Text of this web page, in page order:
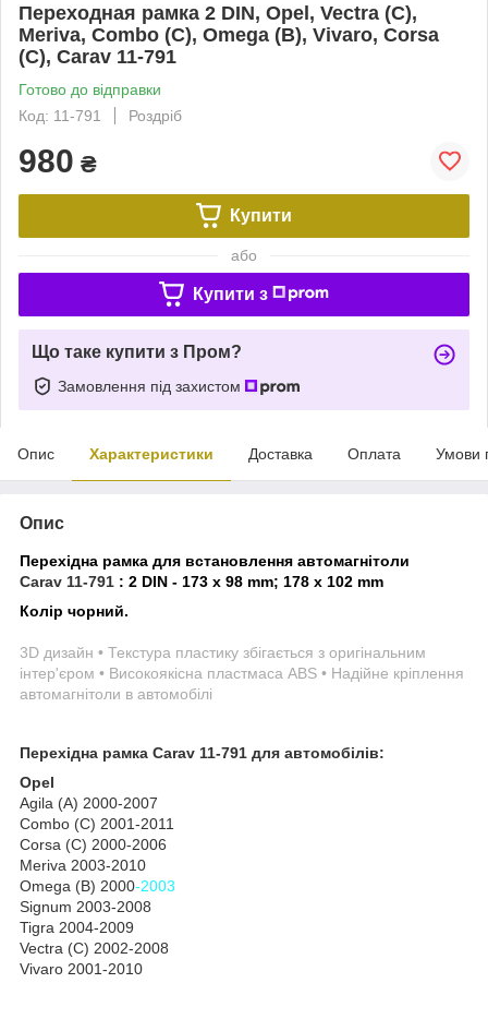
Переходная рамка 2 DIN, Opel, Vectra (C),
Meriva, Combo (C), Omega (B), Vivaro, Corsa
(C), Carav 11-791
Готово до відправки
Код: 11-791
Роздріб
980 ₴
Купити
або
Купити з
Що таке купити з Пром?
Замовлення під захистом
Опис Характеристики Доставка Оплата Умови
Опис
Перехідна рамка для встановлення автомагнітоли
Carav 11-791 : 2 DIN - 173 x 98 mm; 178 x 102 mm
Колір чорний.
3D дизайн • Текстура пластику збігається з оригінальним
інтер'єром • Високоякісна пластмаса ABS • Надійне кріплення
автомагнітоли в автомобілі
Перехідна рамка Carav 11-791 для автомобілів:
Opel
Agila (A) 2000-2007
Combo (C) 2001-2011
Corsa (C) 2000-2006
Meriva 2003-2010
Omega (B) 2000-2003
Signum 2003-2008
Tigra 2004-2009
Vectra (C) 2002-2008
Vivaro 2001-2010